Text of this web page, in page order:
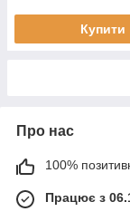
Купити
Про нас
100%
Працює з